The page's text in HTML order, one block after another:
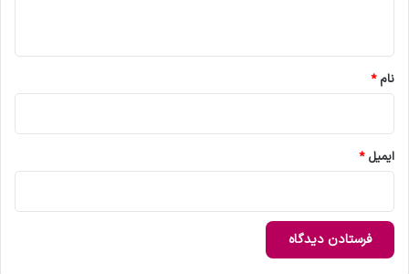
نام*
ایمیل*